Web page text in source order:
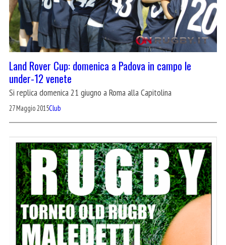
Land Rover Cup: domenica a Padova in campo le
under-12 venete
Si replica domenica 21 giugno a Roma alla Capitolina
27 Maggio 2015Club